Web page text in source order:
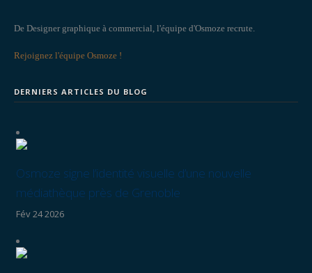
De Designer graphique à commercial, l'équipe d'Osmoze recrute.
Rejoignez l'équipe Osmoze !
DERNIERS ARTICLES DU BLOG
Osmoze signe l’identité visuelle d’une nouvelle
médiathèque près de Grenoble
Fév 24 2026